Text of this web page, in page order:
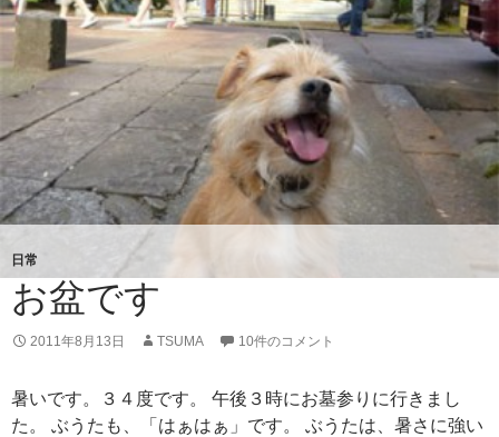
日常
お盆です
2011年8月13日 TSUMA 10件のコメント
暑いです。３４度です。 午後３時にお墓参りに行きまし
た。 ぶうたも、「はぁはぁ」です。 ぶうたは、暑さに強い